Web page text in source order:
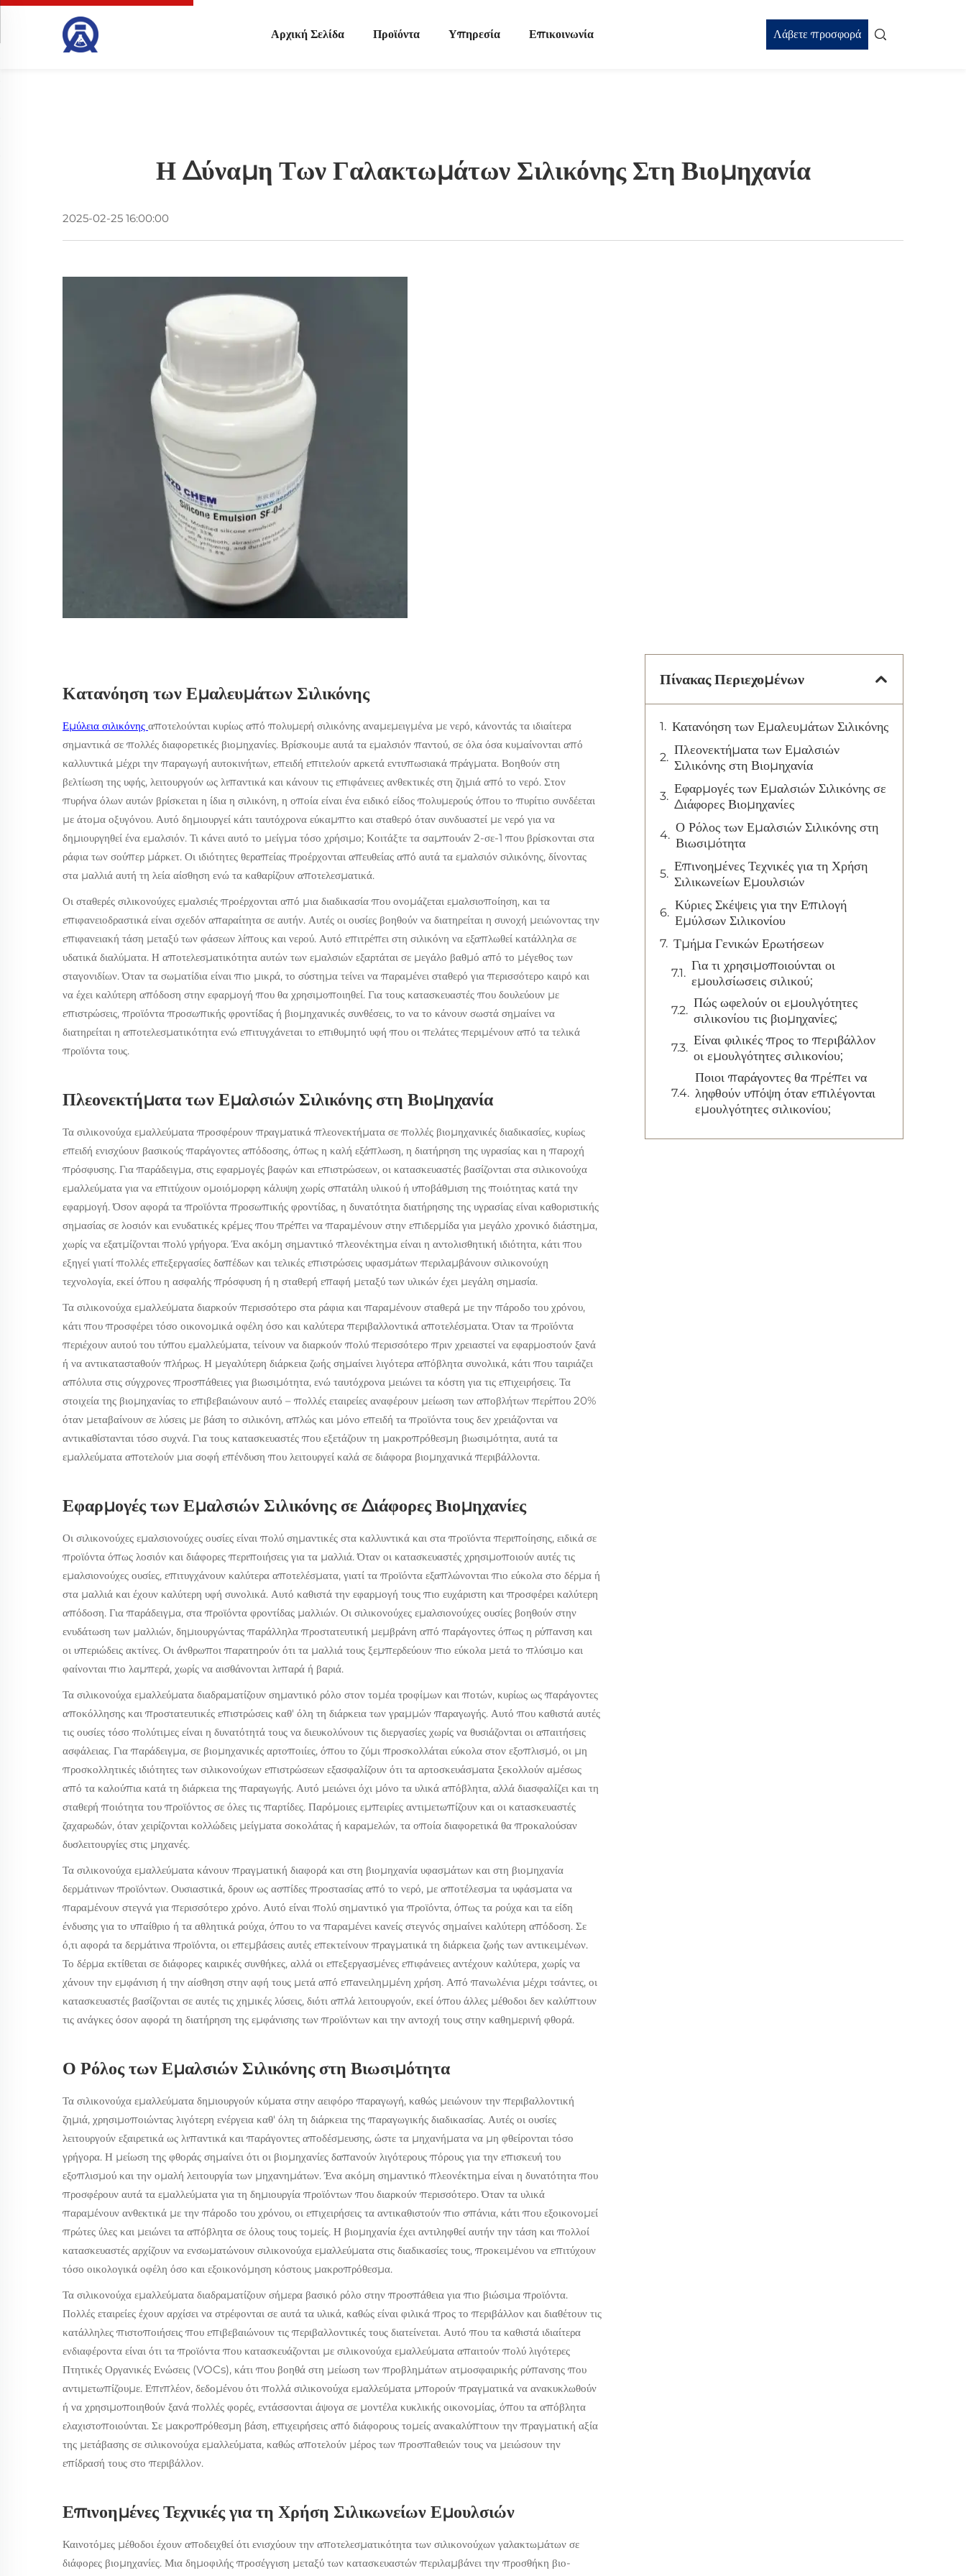
Αρχική Σελίδα Προϊόντα Υπηρεσία Επικοινωνία Λάβετε προσφορά
Η Δύναμη Των Γαλακτωμάτων Σιλικόνης Στη Βιομηχανία
2025-02-25 16:00:00
Κατανόηση των Εμαλευμάτων Σιλικόνης
Εμύλεια σιλικόνης αποτελούνται κυρίως από πολυμερή σιλικόνης αναμεμειγμένα με νερό, κάνοντάς τα ιδιαίτερα
σημαντικά σε πολλές διαφορετικές βιομηχανίες. Βρίσκουμε αυτά τα εμαλσιόν παντού, σε όλα όσα κυμαίνονται από
καλλυντικά μέχρι την παραγωγή αυτοκινήτων, επειδή επιτελούν αρκετά εντυπωσιακά πράγματα. Βοηθούν στη
βελτίωση της υφής, λειτουργούν ως λιπαντικά και κάνουν τις επιφάνειες ανθεκτικές στη ζημιά από το νερό. Στον
πυρήνα όλων αυτών βρίσκεται η ίδια η σιλικόνη, η οποία είναι ένα ειδικό είδος πολυμερούς όπου το πυρίτιο συνδέεται
με άτομα οξυγόνου. Αυτό δημιουργεί κάτι ταυτόχρονα εύκαμπτο και σταθερό όταν συνδυαστεί με νερό για να
δημιουργηθεί ένα εμαλσιόν. Τι κάνει αυτό το μείγμα τόσο χρήσιμο; Κοιτάξτε τα σαμπουάν 2-σε-1 που βρίσκονται στα
ράφια των σούπερ μάρκετ. Οι ιδιότητες θεραπείας προέρχονται απευθείας από αυτά τα εμαλσιόν σιλικόνης, δίνοντας
στα μαλλιά αυτή τη λεία αίσθηση ενώ τα καθαρίζουν αποτελεσματικά.
Οι σταθερές σιλικονούχες εμαλσιές προέρχονται από μια διαδικασία που ονομάζεται εμαλσιοποίηση, και τα
επιφανειοδραστικά είναι σχεδόν απαραίτητα σε αυτήν. Αυτές οι ουσίες βοηθούν να διατηρείται η συνοχή μειώνοντας την
επιφανειακή τάση μεταξύ των φάσεων λίπους και νερού. Αυτό επιτρέπει στη σιλικόνη να εξαπλωθεί κατάλληλα σε
υδατικά διαλύματα. Η αποτελεσματικότητα αυτών των εμαλσιών εξαρτάται σε μεγάλο βαθμό από το μέγεθος των
σταγονιδίων. Όταν τα σωματίδια είναι πιο μικρά, το σύστημα τείνει να παραμένει σταθερό για περισσότερο καιρό και
να έχει καλύτερη απόδοση στην εφαρμογή που θα χρησιμοποιηθεί. Για τους κατασκευαστές που δουλεύουν με
επιστρώσεις, προϊόντα προσωπικής φροντίδας ή βιομηχανικές συνθέσεις, το να το κάνουν σωστά σημαίνει να
διατηρείται η αποτελεσματικότητα ενώ επιτυγχάνεται το επιθυμητό υφή που οι πελάτες περιμένουν από τα τελικά
προϊόντα τους.
Πλεονεκτήματα των Εμαλσιών Σιλικόνης στη Βιομηχανία
Τα σιλικονούχα εμαλλεύματα προσφέρουν πραγματικά πλεονεκτήματα σε πολλές βιομηχανικές διαδικασίες, κυρίως
επειδή ενισχύουν βασικούς παράγοντες απόδοσης, όπως η καλή εξάπλωση, η διατήρηση της υγρασίας και η παροχή
πρόσφυσης. Για παράδειγμα, στις εφαρμογές βαφών και επιστρώσεων, οι κατασκευαστές βασίζονται στα σιλικονούχα
εμαλλεύματα για να επιτύχουν ομοιόμορφη κάλυψη χωρίς σπατάλη υλικού ή υποβάθμιση της ποιότητας κατά την
εφαρμογή. Όσον αφορά τα προϊόντα προσωπικής φροντίδας, η δυνατότητα διατήρησης της υγρασίας είναι καθοριστικής
σημασίας σε λοσιόν και ενυδατικές κρέμες που πρέπει να παραμένουν στην επιδερμίδα για μεγάλο χρονικό διάστημα,
χωρίς να εξατμίζονται πολύ γρήγορα. Ένα ακόμη σημαντικό πλεονέκτημα είναι η αντολισθητική ιδιότητα, κάτι που
εξηγεί γιατί πολλές επεξεργασίες δαπέδων και τελικές επιστρώσεις υφασμάτων περιλαμβάνουν σιλικονούχη
τεχνολογία, εκεί όπου η ασφαλής πρόσφυση ή η σταθερή επαφή μεταξύ των υλικών έχει μεγάλη σημασία.
Τα σιλικονούχα εμαλλεύματα διαρκούν περισσότερο στα ράφια και παραμένουν σταθερά με την πάροδο του χρόνου,
κάτι που προσφέρει τόσο οικονομικά οφέλη όσο και καλύτερα περιβαλλοντικά αποτελέσματα. Όταν τα προϊόντα
περιέχουν αυτού του τύπου εμαλλεύματα, τείνουν να διαρκούν πολύ περισσότερο πριν χρειαστεί να εφαρμοστούν ξανά
ή να αντικατασταθούν πλήρως. Η μεγαλύτερη διάρκεια ζωής σημαίνει λιγότερα απόβλητα συνολικά, κάτι που ταιριάζει
απόλυτα στις σύγχρονες προσπάθειες για βιωσιμότητα, ενώ ταυτόχρονα μειώνει τα κόστη για τις επιχειρήσεις. Τα
στοιχεία της βιομηχανίας το επιβεβαιώνουν αυτό – πολλές εταιρείες αναφέρουν μείωση των αποβλήτων περίπου 20%
όταν μεταβαίνουν σε λύσεις με βάση το σιλικόνη, απλώς και μόνο επειδή τα προϊόντα τους δεν χρειάζονται να
αντικαθίστανται τόσο συχνά. Για τους κατασκευαστές που εξετάζουν τη μακροπρόθεσμη βιωσιμότητα, αυτά τα
εμαλλεύματα αποτελούν μια σοφή επένδυση που λειτουργεί καλά σε διάφορα βιομηχανικά περιβάλλοντα.
Εφαρμογές των Εμαλσιών Σιλικόνης σε Διάφορες Βιομηχανίες
Οι σιλικονούχες εμαλσιονούχες ουσίες είναι πολύ σημαντικές στα καλλυντικά και στα προϊόντα περιποίησης, ειδικά σε
προϊόντα όπως λοσιόν και διάφορες περιποιήσεις για τα μαλλιά. Όταν οι κατασκευαστές χρησιμοποιούν αυτές τις
εμαλσιονούχες ουσίες, επιτυγχάνουν καλύτερα αποτελέσματα, γιατί τα προϊόντα εξαπλώνονται πιο εύκολα στο δέρμα ή
στα μαλλιά και έχουν καλύτερη υφή συνολικά. Αυτό καθιστά την εφαρμογή τους πιο ευχάριστη και προσφέρει καλύτερη
απόδοση. Για παράδειγμα, στα προϊόντα φροντίδας μαλλιών. Οι σιλικονούχες εμαλσιονούχες ουσίες βοηθούν στην
ενυδάτωση των μαλλιών, δημιουργώντας παράλληλα προστατευτική μεμβράνη από παράγοντες όπως η ρύπανση και
οι υπεριώδεις ακτίνες. Οι άνθρωποι παρατηρούν ότι τα μαλλιά τους ξεμπερδεύουν πιο εύκολα μετά το πλύσιμο και
φαίνονται πιο λαμπερά, χωρίς να αισθάνονται λιπαρά ή βαριά.
Τα σιλικονούχα εμαλλεύματα διαδραματίζουν σημαντικό ρόλο στον τομέα τροφίμων και ποτών, κυρίως ως παράγοντες
αποκόλλησης και προστατευτικές επιστρώσεις καθ' όλη τη διάρκεια των γραμμών παραγωγής. Αυτό που καθιστά αυτές
τις ουσίες τόσο πολύτιμες είναι η δυνατότητά τους να διευκολύνουν τις διεργασίες χωρίς να θυσιάζονται οι απαιτήσεις
ασφάλειας. Για παράδειγμα, σε βιομηχανικές αρτοποιίες, όπου το ζύμι προσκολλάται εύκολα στον εξοπλισμό, οι μη
προσκολλητικές ιδιότητες των σιλικονούχων επιστρώσεων εξασφαλίζουν ότι τα αρτοσκευάσματα ξεκολλούν αμέσως
από τα καλούπια κατά τη διάρκεια της παραγωγής. Αυτό μειώνει όχι μόνο τα υλικά απόβλητα, αλλά διασφαλίζει και τη
σταθερή ποιότητα του προϊόντος σε όλες τις παρτίδες. Παρόμοιες εμπειρίες αντιμετωπίζουν και οι κατασκευαστές
ζαχαρωδών, όταν χειρίζονται κολλώδεις μείγματα σοκολάτας ή καραμελών, τα οποία διαφορετικά θα προκαλούσαν
δυσλειτουργίες στις μηχανές.
Τα σιλικονούχα εμαλλεύματα κάνουν πραγματική διαφορά και στη βιομηχανία υφασμάτων και στη βιομηχανία
δερμάτινων προϊόντων. Ουσιαστικά, δρουν ως ασπίδες προστασίας από το νερό, με αποτέλεσμα τα υφάσματα να
παραμένουν στεγνά για περισσότερο χρόνο. Αυτό είναι πολύ σημαντικό για προϊόντα, όπως τα ρούχα και τα είδη
ένδυσης για το υπαίθριο ή τα αθλητικά ρούχα, όπου το να παραμένει κανείς στεγνός σημαίνει καλύτερη απόδοση. Σε
ό,τι αφορά τα δερμάτινα προϊόντα, οι επεμβάσεις αυτές επεκτείνουν πραγματικά τη διάρκεια ζωής των αντικειμένων.
Το δέρμα εκτίθεται σε διάφορες καιρικές συνθήκες, αλλά οι επεξεργασμένες επιφάνειες αντέχουν καλύτερα, χωρίς να
χάνουν την εμφάνιση ή την αίσθηση στην αφή τους μετά από επανειλημμένη χρήση. Από πανωλένια μέχρι τσάντες, οι
κατασκευαστές βασίζονται σε αυτές τις χημικές λύσεις, διότι απλά λειτουργούν, εκεί όπου άλλες μέθοδοι δεν καλύπτουν
τις ανάγκες όσον αφορά τη διατήρηση της εμφάνισης των προϊόντων και την αντοχή τους στην καθημερινή φθορά.
Ο Ρόλος των Εμαλσιών Σιλικόνης στη Βιωσιμότητα
Τα σιλικονούχα εμαλλεύματα δημιουργούν κύματα στην αειφόρο παραγωγή, καθώς μειώνουν την περιβαλλοντική
ζημιά, χρησιμοποιώντας λιγότερη ενέργεια καθ' όλη τη διάρκεια της παραγωγικής διαδικασίας. Αυτές οι ουσίες
λειτουργούν εξαιρετικά ως λιπαντικά και παράγοντες αποδέσμευσης, ώστε τα μηχανήματα να μη φθείρονται τόσο
γρήγορα. Η μείωση της φθοράς σημαίνει ότι οι βιομηχανίες δαπανούν λιγότερους πόρους για την επισκευή του
εξοπλισμού και την ομαλή λειτουργία των μηχανημάτων. Ένα ακόμη σημαντικό πλεονέκτημα είναι η δυνατότητα που
προσφέρουν αυτά τα εμαλλεύματα για τη δημιουργία προϊόντων που διαρκούν περισσότερο. Όταν τα υλικά
παραμένουν ανθεκτικά με την πάροδο του χρόνου, οι επιχειρήσεις τα αντικαθιστούν πιο σπάνια, κάτι που εξοικονομεί
πρώτες ύλες και μειώνει τα απόβλητα σε όλους τους τομείς. Η βιομηχανία έχει αντιληφθεί αυτήν την τάση και πολλοί
κατασκευαστές αρχίζουν να ενσωματώνουν σιλικονούχα εμαλλεύματα στις διαδικασίες τους, προκειμένου να επιτύχουν
τόσο οικολογικά οφέλη όσο και εξοικονόμηση κόστους μακροπρόθεσμα.
Τα σιλικονούχα εμαλλεύματα διαδραματίζουν σήμερα βασικό ρόλο στην προσπάθεια για πιο βιώσιμα προϊόντα.
Πολλές εταιρείες έχουν αρχίσει να στρέφονται σε αυτά τα υλικά, καθώς είναι φιλικά προς το περιβάλλον και διαθέτουν τις
κατάλληλες πιστοποιήσεις που επιβεβαιώνουν τις περιβαλλοντικές τους διατείνεται. Αυτό που τα καθιστά ιδιαίτερα
ενδιαφέροντα είναι ότι τα προϊόντα που κατασκευάζονται με σιλικονούχα εμαλλεύματα απαιτούν πολύ λιγότερες
Πτητικές Οργανικές Ενώσεις (VOCs), κάτι που βοηθά στη μείωση των προβλημάτων ατμοσφαιρικής ρύπανσης που
αντιμετωπίζουμε. Επιπλέον, δεδομένου ότι πολλά σιλικονούχα εμαλλεύματα μπορούν πραγματικά να ανακυκλωθούν
ή να χρησιμοποιηθούν ξανά πολλές φορές, εντάσσονται άψογα σε μοντέλα κυκλικής οικονομίας, όπου τα απόβλητα
ελαχιστοποιούνται. Σε μακροπρόθεσμη βάση, επιχειρήσεις από διάφορους τομείς ανακαλύπτουν την πραγματική αξία
της μετάβασης σε σιλικονούχα εμαλλεύματα, καθώς αποτελούν μέρος των προσπαθειών τους να μειώσουν την
επίδρασή τους στο περιβάλλον.
Επινοημένες Τεχνικές για τη Χρήση Σιλικωνείων Εμουλσιών
Καινοτόμες μέθοδοι έχουν αποδειχθεί ότι ενισχύουν την αποτελεσματικότητα των σιλικονούχων γαλακτωμάτων σε
διάφορες βιομηχανίες. Μια δημοφιλής προσέγγιση μεταξύ των κατασκευαστών περιλαμβάνει την προσθήκη βιο-
Πίνακας Περιεχομένων
Κατανόηση των Εμαλευμάτων Σιλικόνης
Πλεονεκτήματα των Εμαλσιών
Σιλικόνης στη Βιομηχανία
Εφαρμογές των Εμαλσιών Σιλικόνης σε
Διάφορες Βιομηχανίες
Ο Ρόλος των Εμαλσιών Σιλικόνης στη
Βιωσιμότητα
Επινοημένες Τεχνικές για τη Χρήση
Σιλικωνείων Εμουλσιών
Κύριες Σκέψεις για την Επιλογή
Εμύλσων Σιλικονίου
Τμήμα Γενικών Ερωτήσεων
Για τι χρησιμοποιούνται οι
εμουλσίωσεις σιλικού;
Πώς ωφελούν οι εμουλγότητες
σιλικονίου τις βιομηχανίες;
Είναι φιλικές προς το περιβάλλον
οι εμουλγότητες σιλικονίου;
Ποιοι παράγοντες θα πρέπει να
ληφθούν υπόψη όταν επιλέγονται
εμουλγότητες σιλικονίου;